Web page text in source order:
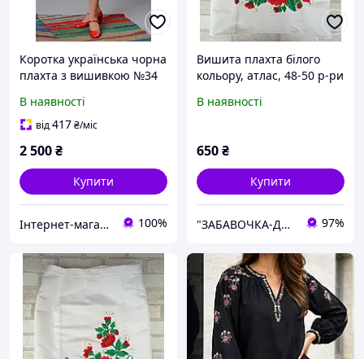
Коротка українська чорна
плахта з вишивкою №34
В наявності
від417₴/міс
2 500₴
Купити
Інтернет-магазин "Folk-Style" 100%
Вишита плахта білого
кольору, атлас, 48-50 р-ри
В наявності
650₴
Купити
"ЗАБАВОЧКА-ДЕКОР" магазин, творча майстерня 97%